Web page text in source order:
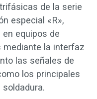
de la serie
especial «R»,
equipos de
mediante la interfaz
las señales de
los principales